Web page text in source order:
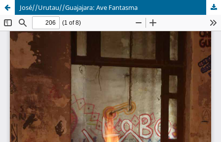
José//Urutau//Guajajara: Ave Fantasma